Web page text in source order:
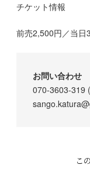
チケット情報
前売2,500円／当日
お問い合わせ
070-3603-319
こ